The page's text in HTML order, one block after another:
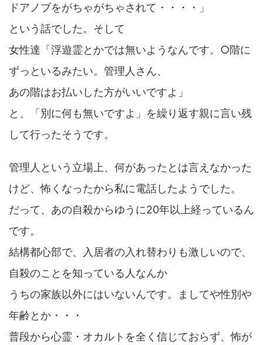
ドアノブをがちゃがちゃされて・・・・」
という話でした。そして
女性達「浮遊霊とかでは無いようなんです。○階に
ずっといるみたい。管理人さん、
あの階はお払いした方がいいですよ」
と、「別に何も無いですよ」を繰り返す親に言い残
して行ったそうです。
管理人という立場上、何があったとは言えなかった
けど、怖くなったから私に電話したようでした。
だって、あの自殺からゆうに20年以上経っているん
です。
結構都心部で、入居者の入れ替わりも激しいので、
自殺のことを知っている人なんか
うちの家族以外にはいないんです。ましてや性別や
年齢とか・・・
普段から心霊・オカルトを全く信じておらず、怖が